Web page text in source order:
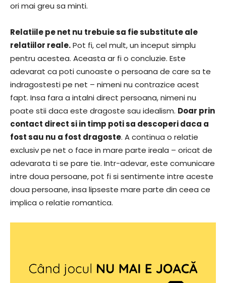
ori mai greu sa minti.
Relatiile pe net nu trebuie sa fie substitute ale
relatiilor reale.Pot fi, cel mult, un inceput simplu
pentru acestea. Aceasta ar fi o concluzie. Este
adevarat ca poti cunoaste o persoana de care sa te
indragostesti pe net – nimeni nu contrazice acest
fapt. Insa fara a intalni direct persoana, nimeni nu
poate stii daca este dragoste sau idealism. Doar prin
contact direct si in timp poti sa descoperi daca a
fost sau nu a fost dragoste. A continua o relatie
exclusiv pe net o face in mare parte ireala – oricat de
adevarata ti se pare tie. Intr-adevar, este comunicare
intre doua persoane, pot fi si sentimente intre aceste
doua persoane, insa lipseste mare parte din ceea ce
implica o relatie romantica.